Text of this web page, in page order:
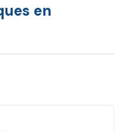
en